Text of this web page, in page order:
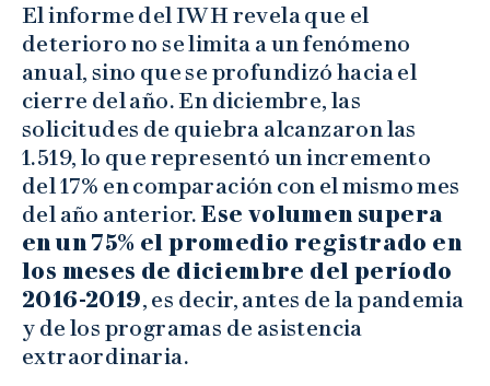
El informe del IWH revela que el
deterioro no se limita a un fenómeno
anual, sino que se profundizó hacia el
cierre del año. En diciembre, las
solicitudes de quiebra alcanzaron las
1.519, lo que representó un incremento
del 17% en comparación con el mismo mes
del año anterior.Ese volumen supera
en un 75% el promedio registrado en
los meses de diciembre del período
2016-2019, es decir, antes de la pandemia
y de los programas de asistencia
extraordinaria.